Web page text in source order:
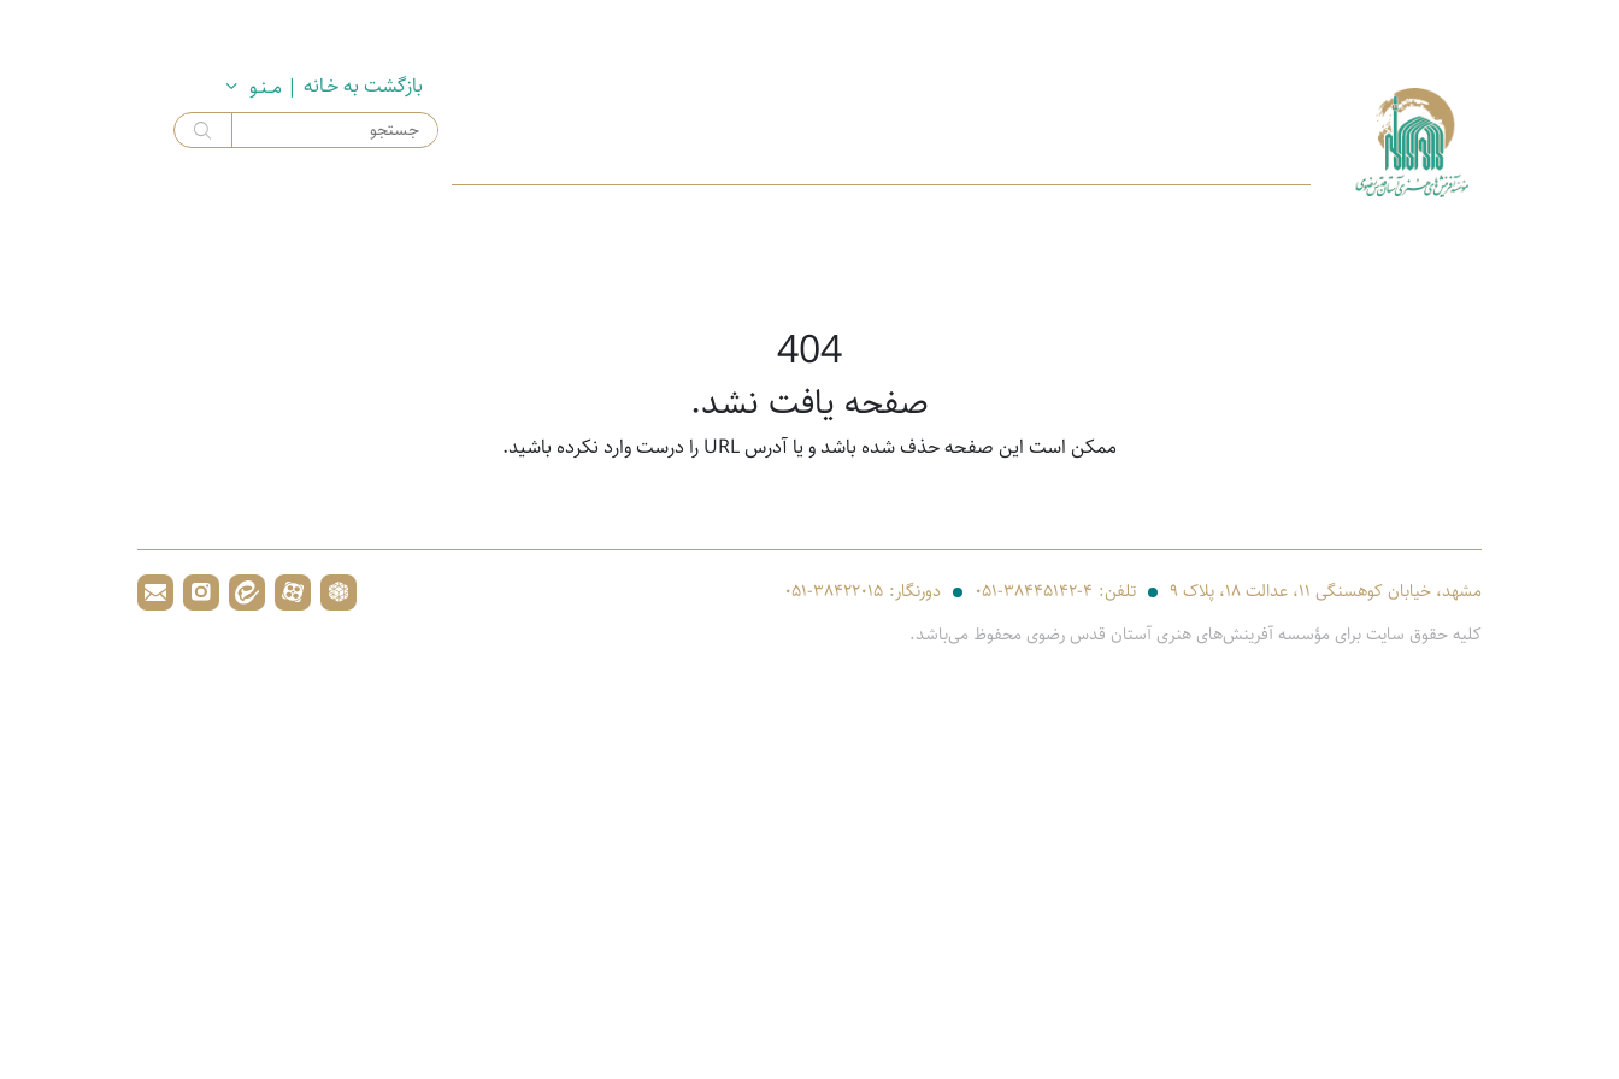
بازگشت به خـانه | مــنـو
404
صفحه یافت نشد.
ممکن است این صفحه حذف شده باشد و یا آدرس URL را درست وارد نکرده باشید.
مشهد، خیابان کوهسنگی ۱۱، عدالت ۱۸، پلاک ۹ تلفن: ۰۵۱-۳۸۴۴۵۱۴۲-۴ دورنگار: ۰۵۱-۳۸۴۲۲۰۱۵
کلیه حقوق سایت برای مؤسسه آفرینش‌های هنری آستان قدس رضوی محفوظ می‌باشد.